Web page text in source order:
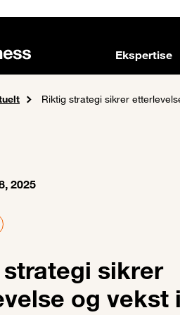
Ekspertise
Riktig strategi sikrer
2025
sikrer
og vekst